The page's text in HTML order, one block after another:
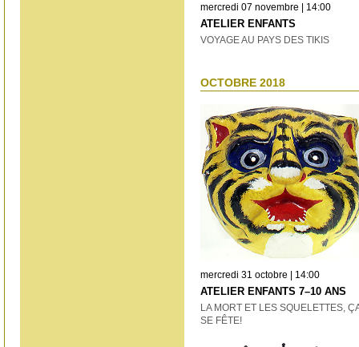
mercredi 07 novembre | 14:00
ATELIER ENFANTS
VOYAGE AU PAYS DES TIKIS
OCTOBRE 2018
mercredi 31 octobre | 14:00
ATELIER ENFANTS 7–10 ANS
LA MORT ET LES SQUELETTES,
SE FÊTE!